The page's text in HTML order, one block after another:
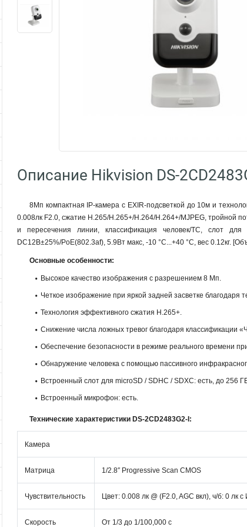
Описание Hikvision DS-
8Мп компактная IP-камера с EXIR-подсветкой до 10м и
0.008лк F2.0, сжатие H.265/H.265+/H.264/H.264+/MJPEG, тройной
и пересечения линии, классификация человек/ТС, слот
DC12В±25%/PoE(802.3af), 5.9Вт макс, -10 °C...+40 °C, вес 0.12кг.
Основные особенности:
Высокое качество изображения с разрешением 8 Мп.
Четкое изображение при яркой задней засветке благодаря
Технология эффективного сжатия H.265+.
Снижение числа ложных тревог благодаря классификации
Обеспечение безопасности в режиме реального времени
Обнаружение человека с помощью пассивного
Встроенный слот для microSD / SDHC / SDXC: есть, до 256
Встроенный микрофон: есть.
Технические характеристики DS-2CD2483G2-I:
Камера
Матрица 1/2.8″ Progressive Scan CMOS
Чувствительность Цвет: 0.008 лк @ (F2.0, AGC вкл), ч/б: 0 лк
Скорость
От 1/3 до 1/100,000 с